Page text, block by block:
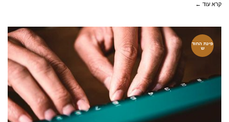
קרא עוד ←
פינת החוד
ש